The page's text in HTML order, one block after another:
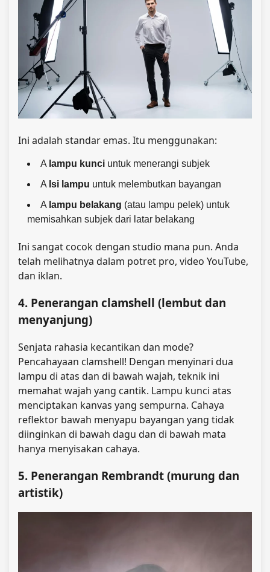
Ini adalah standar emas. Itu menggunakan:
A lampu kunci untuk menerangi subjek
A Isi lampu untuk melembutkan bayangan
A lampu belakang (atau lampu pelek) untuk
memisahkan subjek dari latar belakang
Ini sangat cocok dengan studio mana pun. Anda
telah melihatnya dalam potret pro, video YouTube,
dan iklan.
4. Penerangan clamshell (lembut dan
menyanjung)
Senjata rahasia kecantikan dan mode?
Pencahayaan clamshell! Dengan menyinari dua
lampu di atas dan di bawah wajah, teknik ini
memahat wajah yang cantik. Lampu kunci atas
menciptakan kanvas yang sempurna. Cahaya
reflektor bawah menyapu bayangan yang tidak
diinginkan di bawah dagu dan di bawah mata
hanya menyisakan cahaya.
5. Penerangan Rembrandt (murung dan
artistik)